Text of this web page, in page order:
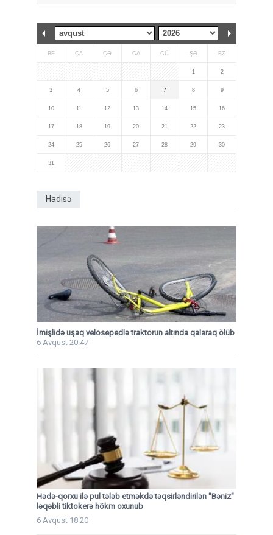
BE ÇA ÇƏ CA CÜ ŞƏ BZ
1 2
3 4 5 6 7 8 9
10 11 12 13 14 15 16
17 18 19 20 21 22 23
24 25 26 27 28 29 30
31
Hadisə
İmişlidə uşaq velosepedlə traktorun altında qalaraq ölüb
6 Avqust 20:47
Hədə-qorxu ilə pul tələb etməkdə təqsirləndirilən "Bəniz"
ləqəbli tiktokerə hökm oxunub
6 Avqust 18:20